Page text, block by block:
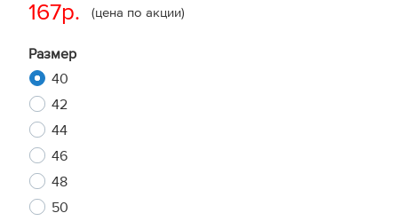
167р. (цена по акции)
Размер
40
42
44
46
48
50